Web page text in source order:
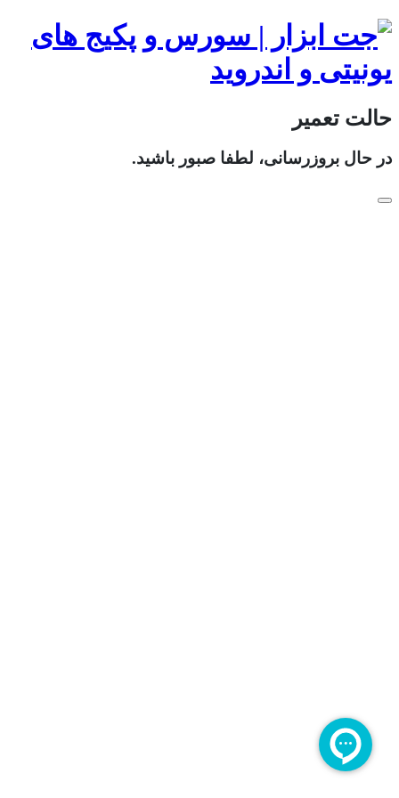
حالت تعمیر
در حال بروزرسانی، لطفا صبور باشید.